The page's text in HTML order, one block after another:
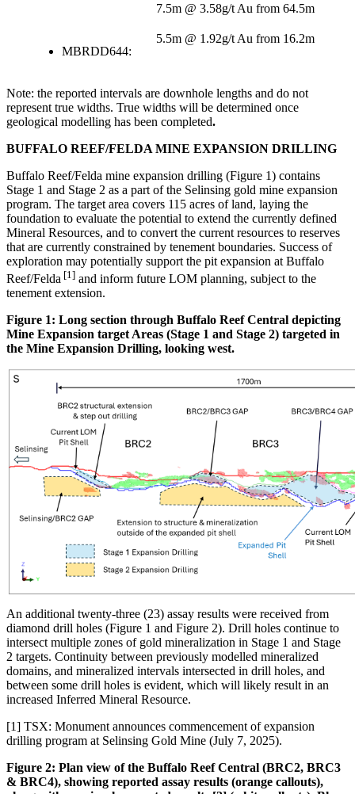
7.5m @ 3.58g/t Au from 64.5m
MBRDD644:
5.5m @ 1.92g/t Au from 16.2m
Note: the reported intervals are downhole lengths and do not
represent true widths. True widths will be determined once
geological modelling has been completed.
BUFFALO REEF/FELDA MINE EXPANSION DRILLING
Buffalo Reef/Felda mine expansion drilling (Figure 1) contains
Stage 1 and Stage 2 as a part of the Selinsing gold mine expansion
program. The target area covers 115 acres of land, laying the
foundation to evaluate the potential to extend the currently defined
Mineral Resources, and to convert the current resources to reserves
that are currently constrained by tenement boundaries. Success of
exploration may potentially support the pit expansion at Buffalo
Reef/Felda [1] and inform future LOM planning, subject to the
tenement extension.
Figure 1: Long section through Buffalo Reef Central depicting
Mine Expansion target Areas (Stage 1 and Stage 2) targeted in
the Mine Expansion Drilling, looking west.
An additional twenty-three (23) assay results were received from
diamond drill holes (Figure 1 and Figure 2). Drill holes continue to
intersect multiple zones of gold mineralization in Stage 1 and Stage
2 targets. Continuity between previously modelled mineralized
domains, and mineralized intervals intersected in drill holes, and
between some drill holes is evident, which will likely result in an
increased Inferred Mineral Resource.
[1] TSX: Monument announces commencement of expansion
drilling program at Selinsing Gold Mine (July 7, 2025).
Figure 2: Plan view of the Buffalo Reef Central (BRC2, BRC3
& BRC4), showing reported assay results (orange callouts),